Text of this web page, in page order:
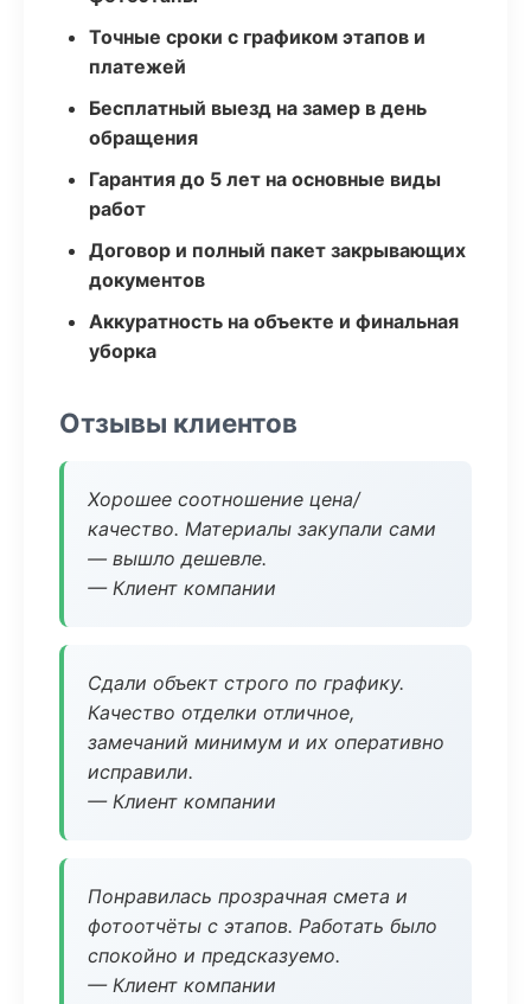
Точные сроки с графиком этапов и
платежей
Бесплатный выезд на замер в день
обращения
Гарантия до 5 лет на основные виды
работ
Договор и полный пакет закрывающих
документов
Аккуратность на объекте и финальная
уборка
Отзывы клиентов
Хорошее соотношение цена/
качество. Материалы закупали сами
— вышло дешевле.
— Клиент компании
Сдали объект строго по графику.
Качество отделки отличное,
замечаний минимум и их оперативно
исправили.
— Клиент компании
Понравилась прозрачная смета и
фотоотчёты с этапов. Работать было
спокойно и предсказуемо.
— Клиент компании